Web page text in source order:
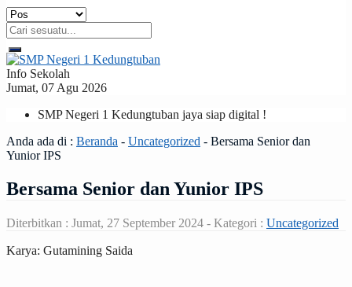
Info Sekolah
Jumat, 07 Agu 2026
SMP Negeri 1 Kedungtuban jaya siap digital !
Anda ada di : Beranda - Uncategorized - Bersama Senior dan
Yunior IPS
Bersama Senior dan Yunior IPS
Diterbitkan : Jumat, 27 September 2024 - Kategori : Uncategorized
Karya: Gutamining Saida